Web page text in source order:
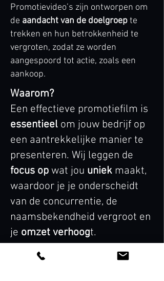
Promotievideo’s zijn ontworpen om
de aandacht van de doelgroepte
trekken en hun betrokkenheid te
vergroten, zodat ze worden
aangespoord tot actie, zoals een
aankoop.
Waarom?
Een effectieve promotiefilm is
essentieel om jouw bedrijf op
een aantrekkelijke manier te
presenteren. Wij leggen de
focus op wat jou uniek maakt,
waardoor je je onderscheidt
van de concurrentie, de
naamsbekendheid vergroot en
je omzet verhoogt.
Belangrijk is dat promotie niet